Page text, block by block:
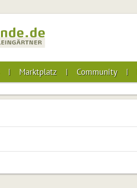
Marktplatz Community